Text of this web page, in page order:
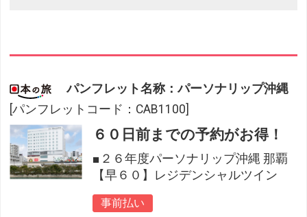
パンフレット名称：パーソナリップ沖縄
[パンフレットコード：CAB1100]
６０日前までの予約がお得！
■２６年度パーソナリップ沖縄 那覇
【早６０】レジデンシャルツイン
事前払い